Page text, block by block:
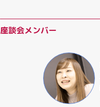
座談会メンバー